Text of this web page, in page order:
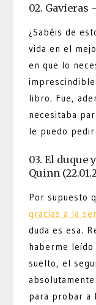
02. Gavieras
¿Sabéis de
vida en el
en que lo
libro. Fue,
necesitaba
le puedo
03. El duque
Quinn
Por supuesto
gracias a la
duda es esa.
haberme
suelto, el
para probar a